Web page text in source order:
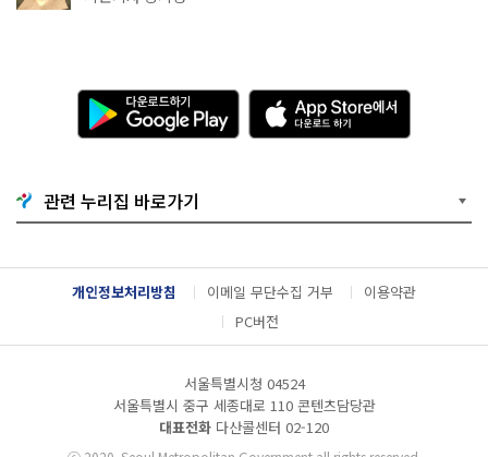
다
운
로
기
G
o
g
l
e
l
A
p
p
e
서
다
운
드
관련 누리집 바로가기
개인정보처리방침 이메일 무단수집 거부
이용약관
PC버전
서울특별시청 04524
서울특별시 중구 세종대로 110 콘텐츠담당관
대표전화 다산콜센터 02-120